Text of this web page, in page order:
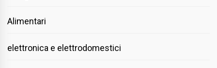
Alimentari
elettronica e elettrodomestici